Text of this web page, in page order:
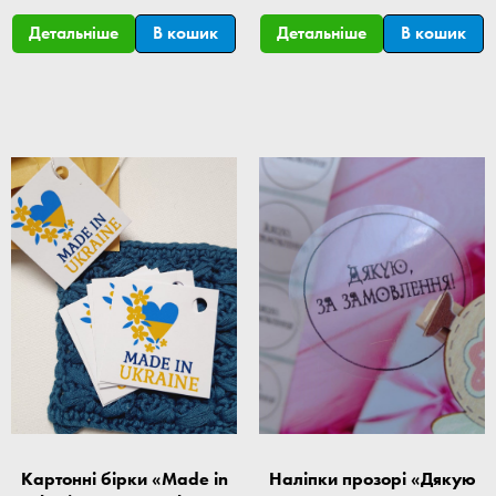
Детальніше В кошик Детальніше В кошик
Картонні бірки «Made in
Наліпки прозорі «Дякую